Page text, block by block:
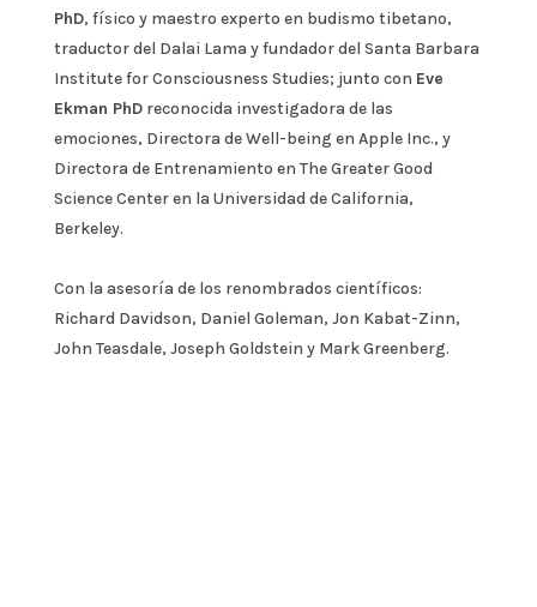
PhD, físico y maestro experto en budismo tibetano,
traductor del Dalai Lama y fundadordel Santa Barbara
Institute for Consciousness Studies; junto con Eve
Ekman PhDreconocida investigadora de las
emociones, Directora de Well-being en Apple Inc., y
Directora de Entrenamiento en The Greater Good
Science Center en la Universidad de California,
Berkeley.
Con la asesoría de los renombrados científicos:
Richard Davidson, Daniel Goleman, Jon Kabat-Zinn,
John Teasdale, Joseph Goldstein y Mark Greenberg.